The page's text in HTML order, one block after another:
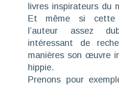
livres inspirateurs du
Et même si cette
l’auteur assez
intéressant de
manières son œuvre
hippie.
Prenons pour